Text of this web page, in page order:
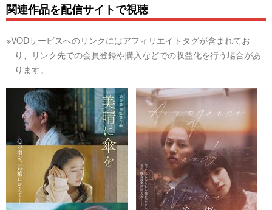
関連作品を配信サイトで視聴
※VODサービスへのリンクにはアフィリエイトタグが含まれてお
り、リンク先での会員登録や購入などでの収益化を行う場合があ
ります。